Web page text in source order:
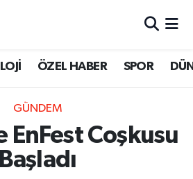
ÖZEL HABER SPOR
GÜNDEM
EnFest Coşkusu
Başladı
Durumu ve Fikstür